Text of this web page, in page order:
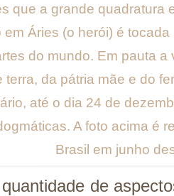
que a grande quadratura
Áries (o herói) é
do mundo. Em pauta
terra, da pátria mãe e do
até o dia 24 de
A foto acima é
Brasil em junho
de